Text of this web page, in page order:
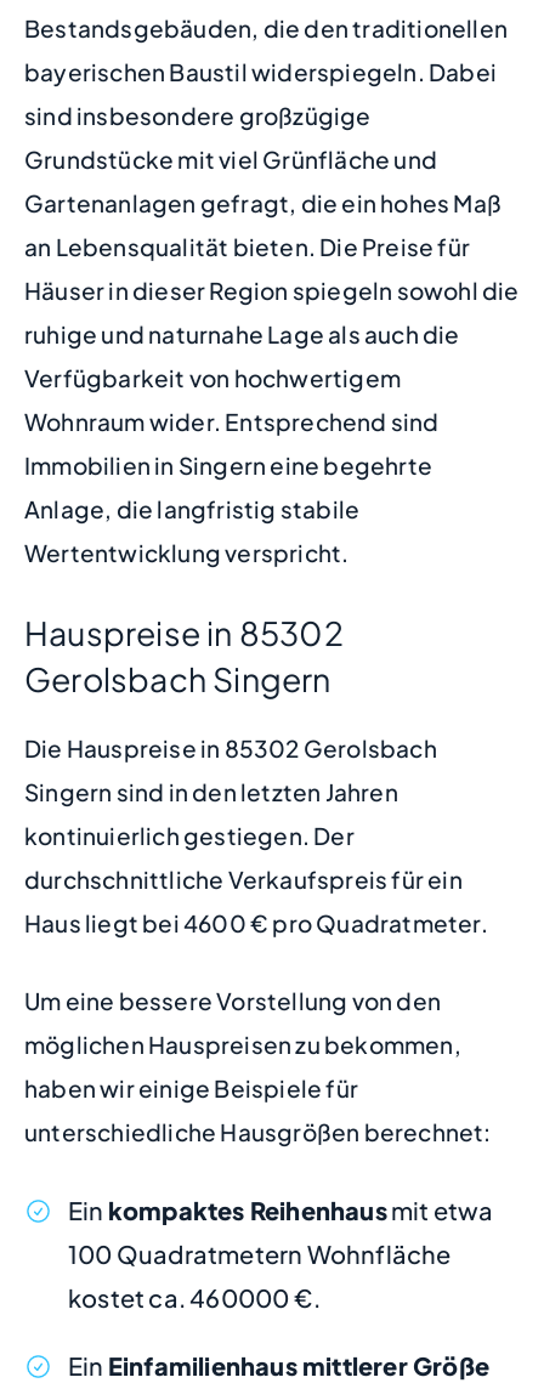
Bestandsgebäuden, die den traditionellen
bayerischen Baustil widerspiegeln. Dabei
sind insbesondere großzügige
Grundstücke mit viel Grünfläche und
Gartenanlagen gefragt, die ein hohes Maß
an Lebensqualität bieten. Die Preise für
Häuser in dieser Region spiegeln sowohl die
ruhige und naturnahe Lage als auch die
Verfügbarkeit von hochwertigem
Wohnraum wider. Entsprechend sind
Immobilien in Singern eine begehrte
Anlage, die langfristig stabile
Wertentwicklung verspricht.
Hauspreise in 85302
Gerolsbach Singern
Die Hauspreise in 85302 Gerolsbach
Singern sind in den letzten Jahren
kontinuierlich gestiegen. Der
durchschnittliche Verkaufspreis für ein
Haus liegt bei 4600 € pro Quadratmeter.
Um eine bessere Vorstellung von den
möglichen Hauspreisen zu bekommen,
haben wir einige Beispiele für
unterschiedliche Hausgrößen berechnet:
Ein kompaktes Reihenhausmit etwa
100 Quadratmetern Wohnfläche
kostet ca. 460000 €.
Ein Einfamilienhaus mittlerer Größe